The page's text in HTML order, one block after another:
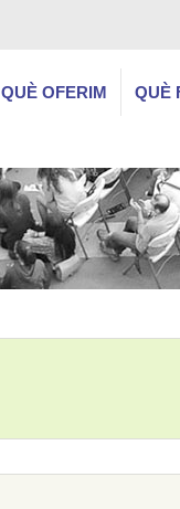
QUÈ OFERIM QUÈ